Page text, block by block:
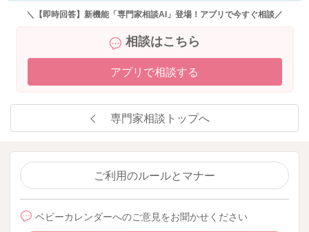
＼【即時回答】新機能「専門家相談AI」登場！アプリで今すぐ相談／
相談はこちら
アプリで相談する
専門家相談トップへ
ご利用のルールとマナー
ベビーカレンダーへのご意見をお聞かせください